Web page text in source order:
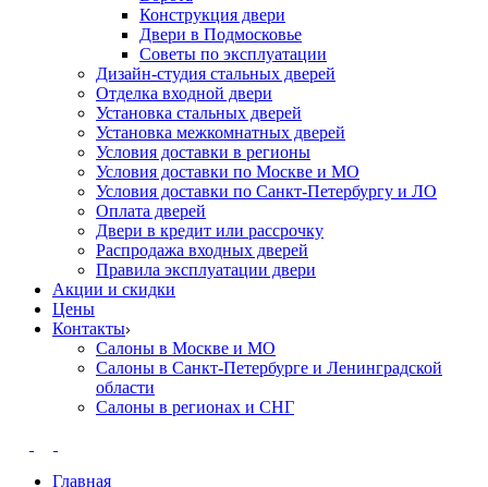
Конструкция двери
Двери в Подмосковье
Cоветы по эксплуатации
Дизайн-студия стальных дверей
Отделка входной двери
Установка стальных дверей
Установка межкомнатных дверей
Условия доставки в регионы
Условия доставки по Москве и МО
Условия доставки по Санкт-Петербургу и ЛО
Оплата дверей
Двери в кредит или рассрочку
Распродажа входных дверей
Правила эксплуатации двери
Акции и скидки
Цены
Контакты
Салоны в Москве и МО
Салоны в Санкт-Петербурге и Ленинградской
области
Салоны в регионах и СНГ
Главная